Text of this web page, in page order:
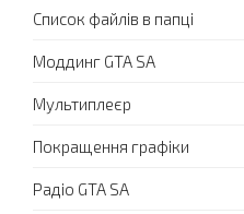
Список файлів в папці
Моддинг GTA SA
Мультиплеєр
Покращення графіки
Радіо GTA SA